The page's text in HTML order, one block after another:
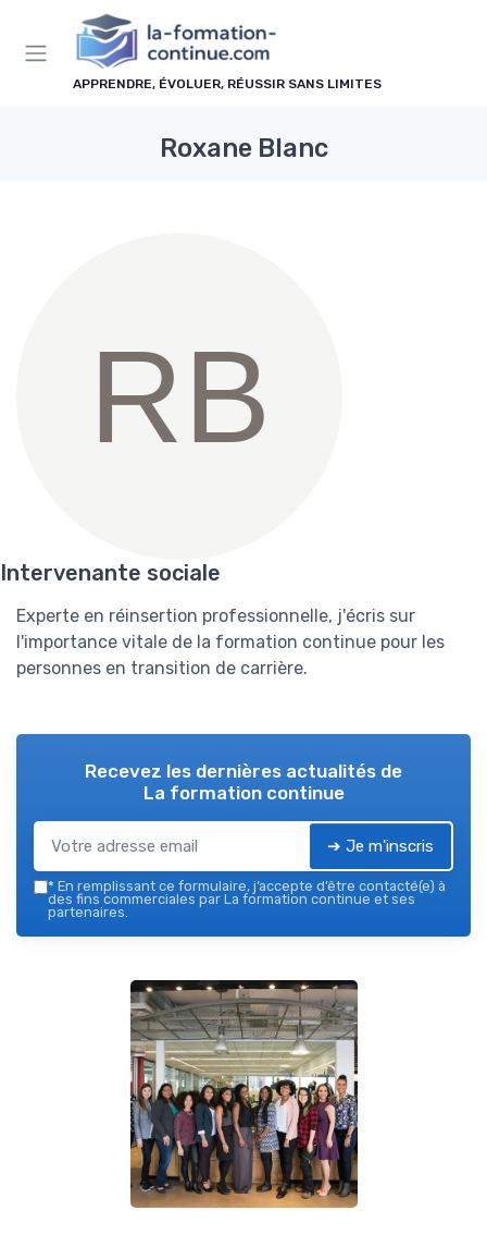
APPRENDRE, ÉVOLUER, RÉUSSIR SANS LIMITES
Roxane Blanc
Intervenante sociale
Experte en réinsertion professionnelle, j'écris sur
l'importance vitale de la formation continue pour les
personnes en transition de carrière.
Recevez les dernières actualités de
La formation continue
➔ Je m'inscris
* En remplissant ce formulaire, j’accepte d’être contacté(e) à
des fins commerciales par La formation continue et ses
partenaires.
Panneau de gestion des cookies